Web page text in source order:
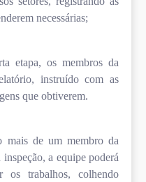
necessárias;
etapa, os membros da
instruído com as
que obtiverem.
mais de um membro da
a equipe poderá
trabalhos, colhendo